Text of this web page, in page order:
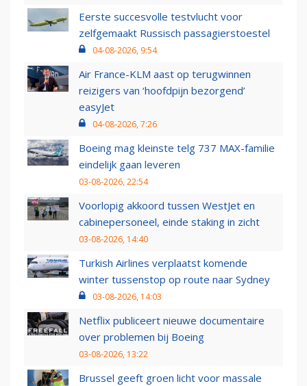
Eerste succesvolle testvlucht voor
zelfgemaakt Russisch passagierstoestel
04-08-2026, 9:54
Air France-KLM aast op terugwinnen
reizigers van ‘hoofdpijn bezorgend’
easyJet
04-08-2026, 7:26
Boeing mag kleinste telg 737 MAX-familie
eindelijk gaan leveren
03-08-2026, 22:54
Voorlopig akkoord tussen WestJet en
cabinepersoneel, einde staking in zicht
03-08-2026, 14:40
Turkish Airlines verplaatst komende
winter tussenstop op route naar Sydney
03-08-2026, 14:03
Netflix publiceert nieuwe documentaire
over problemen bij Boeing
03-08-2026, 13:22
Brussel geeft groen licht voor massale